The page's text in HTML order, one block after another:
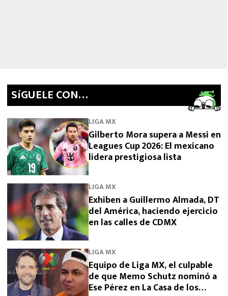
SíGUELE CON…
LIGA MX
Gilberto Mora supera a Messi en
Leagues Cup 2026: El mexicano
lidera prestigiosa lista
LIGA MX
Exhiben a Guillermo Almada, DT
del América, haciendo ejercicio
en las calles de CDMX
LIGA MX
Equipo de Liga MX, el culpable
de que Memo Schutz nominó a
Ese Pérez en La Casa de los